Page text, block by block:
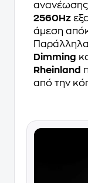
ανανέωσης
2560Hz
άμεση
Dimming
Rheinland
από την